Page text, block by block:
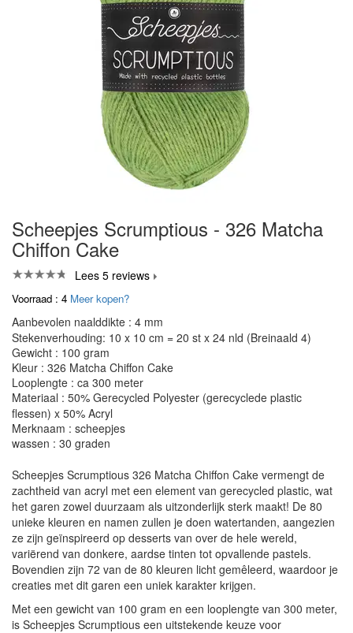
Scheepjes Scrumptious - 326 Matcha
Chiffon Cake
Lees 5 reviews
Voorraad : 4 Meer kopen?
Aanbevolen naalddikte : 4 mm
Stekenverhouding: 10 x 10 cm = 20 st x 24 nld (Breinaald 4)
Gewicht : 100 gram
Kleur : 326 Matcha Chiffon Cake
Looplengte : ca 300 meter
Materiaal : 50% Gerecycled Polyester (gerecyclede plastic
flessen) x 50% Acryl
Merknaam : scheepjes
wassen : 30 graden
Scheepjes Scrumptious 326 Matcha Chiffon Cake vermengt de
zachtheid van acryl met een element van gerecycled plastic, wat
het garen zowel duurzaam als uitzonderlijk sterk maakt! De 80
unieke kleuren en namen zullen je doen watertanden, aangezien
ze zijn geïnspireerd op desserts van over de hele wereld,
variërend van donkere, aardse tinten tot opvallende pastels.
Bovendien zijn 72 van de 80 kleuren licht gemêleerd, waardoor je
creaties met dit garen een uniek karakter krijgen.
Met een gewicht van 100 gram en een looplengte van 300 meter,
is Scheepjes Scrumptious een uitstekende keuze voor